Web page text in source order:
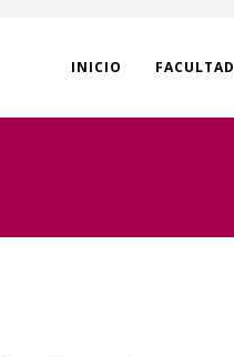
INICIO FACULTAD